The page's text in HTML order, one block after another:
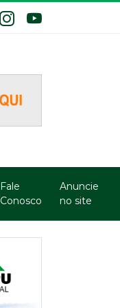
Fale
Conosco
Anuncie
no site